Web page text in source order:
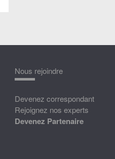
Nous rejoindre
Devenez correspondant
Rejoignez nos experts
Devenez Partenaire